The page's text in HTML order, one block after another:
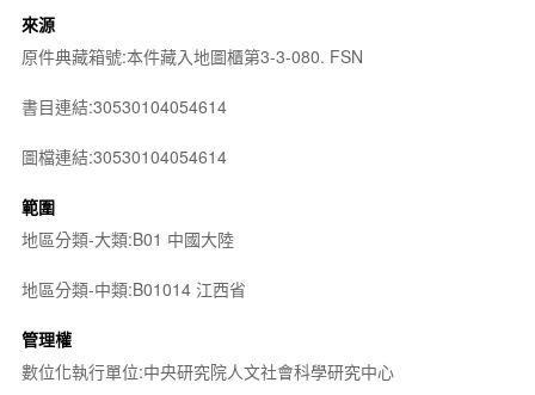
來源
原件典藏箱號:本件藏入地圖櫃第3-3-080. FSN
書目連結:30530104054614
圖檔連結:30530104054614
範圍
地區分類-大類:B01 中國大陸
地區分類-中類:B01014 江西省
管理權
數位化執行單位:中央研究院人文社會科學研究中心